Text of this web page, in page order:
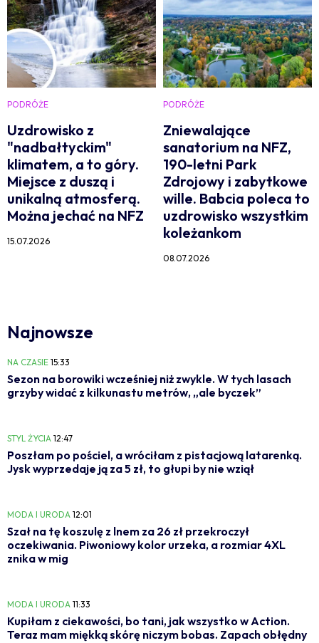
PODRÓŻE
Uzdrowisko z
"nadbałtyckim"
klimatem, a to góry.
Miejsce z duszą i
unikalną atmosferą.
Można jechać na NFZ
15.07.2026
PODRÓŻE
Zniewalające
sanatorium na NFZ,
190-letni Park
Zdrojowy i zabytkowe
wille. Babcia poleca to
uzdrowisko wszystkim
koleżankom
08.07.2026
Najnowsze
NA CZASIE 15:33
Sezon na borowiki wcześniej niż zwykle. W tych lasach
grzyby widać z kilkunastu metrów, „ale byczek”
STYL ŻYCIA 12:47
Poszłam po pościel, a wróciłam z pistacjową latarenką.
Jysk wyprzedaje ją za 5 zł, to głupi by nie wziął
MODA I URODA 12:01
Szał na tę koszulę z lnem za 26 zł przekroczył
oczekiwania. Piwoniowy kolor urzeka, a rozmiar 4XL
znika w mig
MODA I URODA 11:33
Kupiłam z ciekawości, bo tani, jak wszystko w Action.
Teraz mam miękką skórę niczym bobas. Zapach obłędny